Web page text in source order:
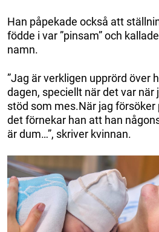
Han påpekade också att
födde i var ”pinsam” och
namn.
”Jag är verkligen upprörd över
dagen, speciellt när det var när
stöd som mes.När jag
det förnekar han att han
är dum…”, skriver kvinnan.